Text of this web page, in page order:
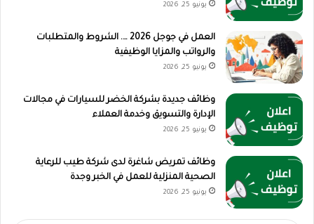
يونيو 25, 2026
العمل في جوجل 2026 …. الشروط والمتطلبات
والرواتب والمزايا الوظيفية
يونيو 25, 2026
وظائف جديدة بشركة الخضر للسيارات في مجالات
الإدارة والتسويق وخدمة العملاء
يونيو 25, 2026
وظائف تمريض شاغرة لدى شركة طيب للرعاية
الصحية المنزلية للعمل في الخبر وجدة
يونيو 25, 2026